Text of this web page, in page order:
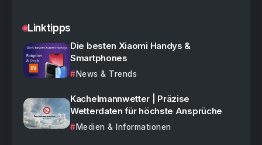
Linktipps
Die besten Xiaomi Handys &
Smartphones
News & Trends
Kachelmannwetter | Präzise
Wetterdaten für höchste Ansprüche
Medien & Informationen